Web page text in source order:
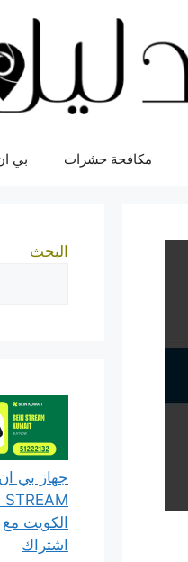
مكافحة حشرات بي
البحث
جهاز بي
STREAM
الكويت مع
اشتراك